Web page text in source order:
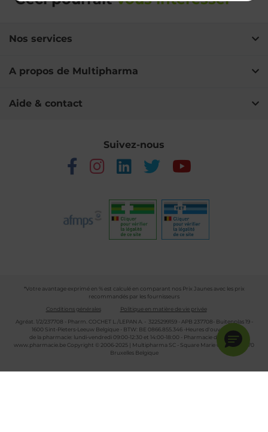
Nos services
A propos de Multipharma
Aide & contact
Suivez-nous
*Votre avantage exprimé en % est calculé en comparant nos Prix Jaunes avec les prix
recommandés par les fournisseurs
Conditions générales
Politique en matière de vie privée
Agréat. 1/2/237708 - Pharm. COCHET L./LEPAN A. - 3225299159 - APB 237708- Buitenplas 19 -
1600 Sint-Pieters-Leeuw Belgique - BTW: BE 0866.855.346 -Heures d'ouverture
de la pharmacie: lundi-vendredi 09:00-12:30 et 14:00-18:00 - Pharmacie de garde :
www.pharmacie.beCopyright © 2006-2025 | Multipharma SC - Square Marie Curie 30 - 1070
Bruxelles Belgique